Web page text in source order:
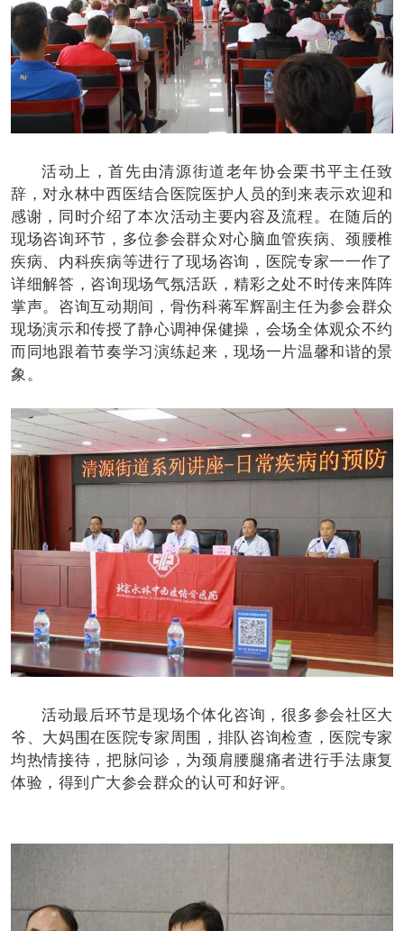
活动上，首先由清源街道老年协会栗书平主任致
辞，对永林中西医结合医院医护人员的到来表示欢迎和
感谢，同时介绍了本次活动主要内容及流程。在随后的
现场咨询环节，多位参会群众对心脑血管疾病、颈腰椎
疾病、内科疾病等进行了现场咨询，医院专家一一作了
详细解答，咨询现场气氛活跃，精彩之处不时传来阵阵
掌声。咨询互动期间，骨伤科蒋军辉副主任为参会群众
现场演示和传授了静心调神保健操，会场全体观众不约
而同地跟着节奏学习演练起来，现场一片温馨和谐的景
象。
活动最后环节是现场个体化咨询，很多参会社区大
爷、大妈围在医院专家周围，排队咨询检查，医院专家
均热情接待，把脉问诊，为颈肩腰腿痛者进行手法康复
体验，得到广大参会群众的认可和好评。